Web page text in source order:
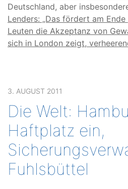
Deutschland, aber
Lenders: „Das fördert am
Leuten die Akzeptanz von
sich in London zeigt,
3. AUGUST 2011
Die Welt:
Haftplatz ein,
Fuhlsbüttel